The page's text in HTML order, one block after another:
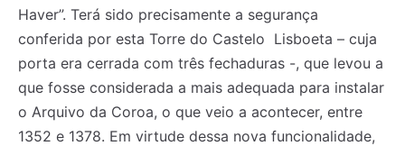
Haver”. Terá sido precisamente a segurança
conferida por esta Torre do Castelo Lisboeta – cuja
porta era cerrada com três fechaduras -, que levou a
que fosse considerada a mais adequada para instalar
o Arquivo da Coroa, o que veio a acontecer, entre
1352 e 1378. Em virtude dessa nova funcionalidade,